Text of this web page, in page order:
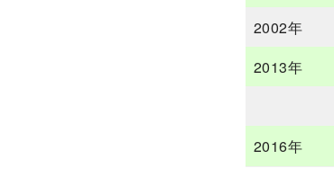
2002年
2013年
2016年